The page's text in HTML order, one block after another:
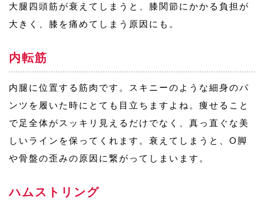
大腿四頭筋が衰えてしまうと、膝関節にかかる負担が
大きく、膝を痛めてしまう原因にも。
内転筋
内腿に位置する筋肉です。スキニーのような細身のパ
ンツを履いた時にとても目立ちますよね。痩せること
で足全体がスッキリ見えるだけでなく、真っ直ぐな美
しいラインを保ってくれます。衰えてしまうと、O脚
や骨盤の歪みの原因に繋がってしまいます。
ハムストリング